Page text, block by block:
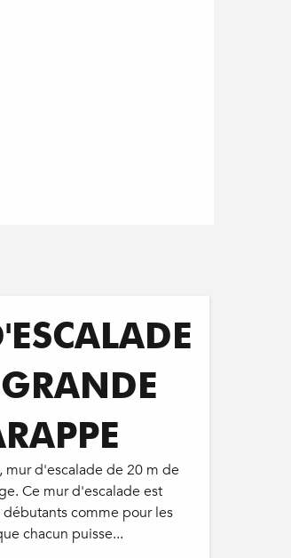
mur d'escalade de 20 m de
Ce mur d'escalade est
comme pour les
chacun puisse...